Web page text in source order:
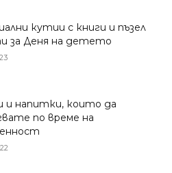
кутии с книги и пъзел
за Деня на детето
и напитки, които да
по време на